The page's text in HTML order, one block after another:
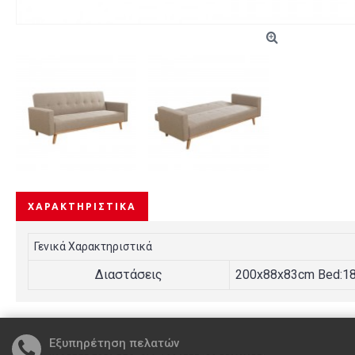
ΧΑΡΑΚΤΗΡΙΣΤΙΚΆ
Γενικά Χαρακτηριστικά
Διαστάσεις 200x88x83cm
Εξυπηρέτηση πελατών